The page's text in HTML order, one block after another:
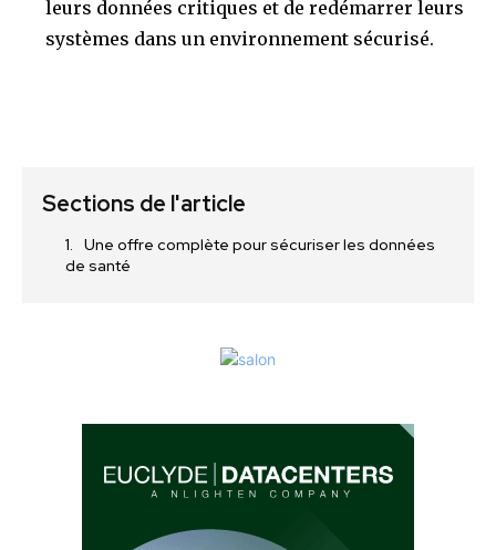
leurs données critiques et de redémarrer leurs
systèmes dans un environnement sécurisé.
Sections de l'article
Une offre complète pour sécuriser les données
de santé